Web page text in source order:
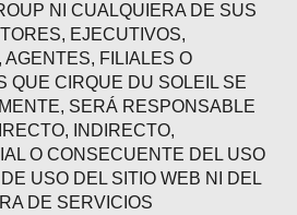
NI CUALQUIERA DE SUS
EJECUTIVOS,
FILIALES O
QUE CIRQUE DU SOLEIL SE
SERÁ RESPONSABLE
INDIRECTO,
O CONSECUENTE DEL USO
USO DEL SITIO WEB NI DEL
DE SERVICIOS